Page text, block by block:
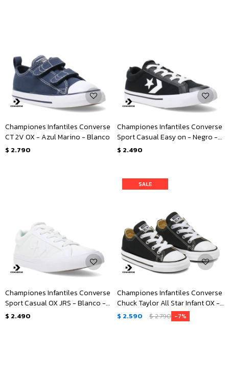
Championes Infantiles Converse
CT 2V OX - Azul Marino - Blanco
$ 2.790
Championes Infantiles Converse
Sport Casual Easy on - Negro -
Blanco
$ 2.490
Championes Infantiles Converse
Sport Casual OX JRS - Blanco -
Gris
$ 2.490
Championes Infantiles Converse
Chuck Taylor All Star Infant OX -
Negro
$ 2.590 $2.790 7